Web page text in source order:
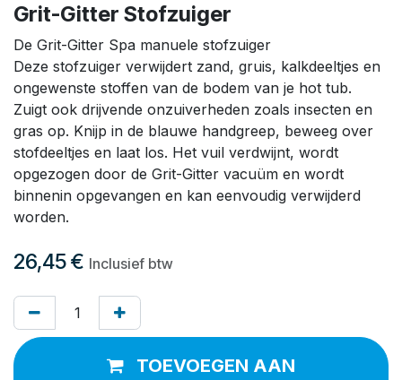
Grit-Gitter Stofzuiger
De Grit-Gitter Spa manuele stofzuiger
Deze stofzuiger verwijdert zand, gruis, kalkdeeltjes en
ongewenste stoffen van de bodem van je hot tub.
Zuigt ook drijvende onzuiverheden zoals insecten en
gras op. Knijp in de blauwe handgreep, beweeg over
stofdeeltjes en laat los. Het vuil verdwijnt, wordt
opgezogen door de Grit-Gitter vacuüm en wordt
binnenin opgevangen en kan eenvoudig verwijderd
worden.
26,45€ Inclusief btw
TOEVOEGEN AAN